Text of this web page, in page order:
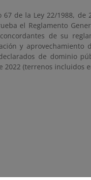
de la Ley 22/1988,
el Reglamento
de su
y
de dominio
(terrenos incluidos